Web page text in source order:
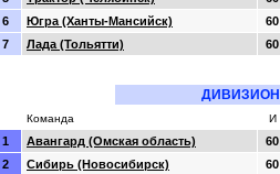
6
Югра (Ханты-Мансийск)
60
7
Лада (Тольятти) 60
Команда И
1 Авангард (Омская область)
60
2
Сибирь (Новосибирск)
60